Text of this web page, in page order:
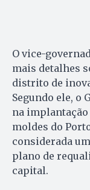
O vice-
mais detalhes
distrito de
Segundo ele, o
na
moldes do
considerada
plano de
capital.